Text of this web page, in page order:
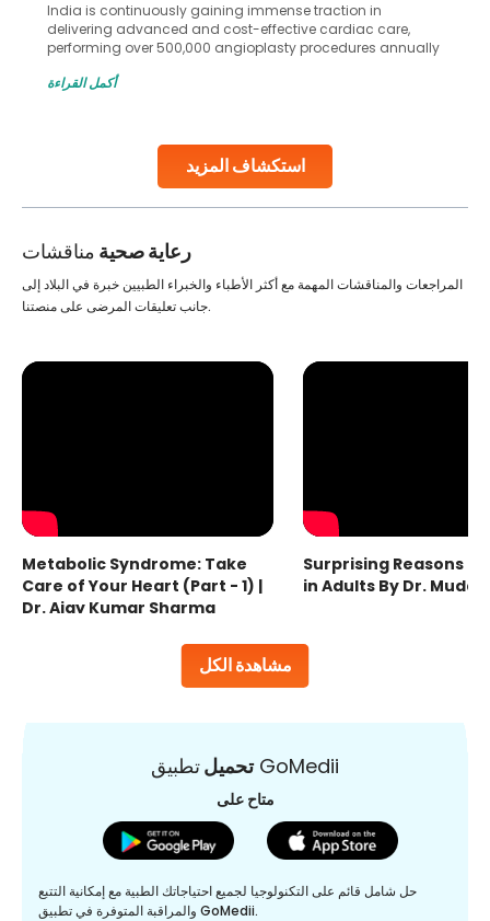
استكشاف المزيد
India is continuously gaining immense traction in
delivering advanced and cost-effective cardiac care,
performing over 500,000 angioplasty procedures annually
globe are searching for treatments like angioplasty and
Studies, such as one published
أكمل القراءة
رعاية صحية مناقشات
مشاهدة الكل
المراجعات والمناقشات المهمة مع أكثر الأطباء والخبراء الطبيين خبرة في البلاد إلى
جانب تعليقات المرضى على منصتنا.
Metabolic Syndrome: Take
Care of Your Heart (Part - 1) |
Dr. Ajay Kumar Sharma
Surprising Reasons
in Adults By Dr.
تحميلتطبيق GoMedii
متاح على
حل شامل قائم على التكنولوجيا لجميع احتياجاتك الطبية مع إمكانية التتبع
والمراقبة المتوفرة في تطبيق GoMedii.